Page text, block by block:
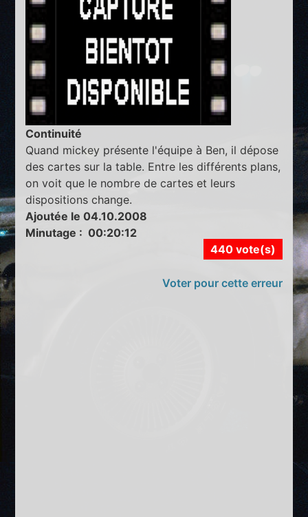
Continuité
Quand mickey présente l'équipe à Ben, il dépose
des cartes sur la table. Entre les différents plans,
on voit que le nombre de cartes et leurs
dispositions change.
Ajoutée le 04.10.2008
Minutage : 00:20:12
440 vote(s)
Voter pour cette erreur